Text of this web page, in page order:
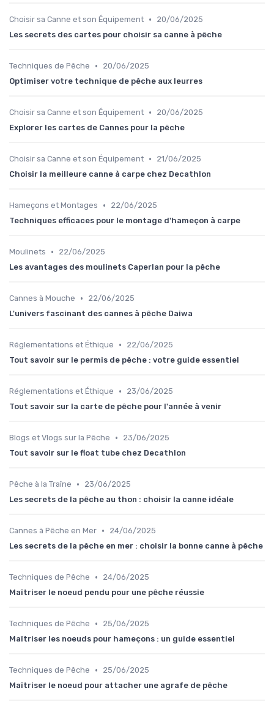
Choisir sa Canne et son Équipement •
20/06/2025
Les secrets des cartes pour choisir sa canne à pêche
Techniques de Pêche •
20/06/2025
Optimiser votre technique de pêche aux leurres
Choisir sa Canne et son Équipement •
20/06/2025
Explorer les cartes de Cannes pour la pêche
Choisir sa Canne et son Équipement •
21/06/2025
Choisir la meilleure canne à carpe chez Decathlon
Hameçons et Montages •
22/06/2025
Techniques efficaces pour le montage d'hameçon à carpe
Moulinets •
22/06/2025
Les avantages des moulinets Caperlan pour la pêche
Cannes à Mouche •
22/06/2025
L'univers fascinant des cannes à pêche Daiwa
Réglementations et Éthique •
22/06/2025
Tout savoir sur le permis de pêche : votre guide essentiel
Réglementations et Éthique •
23/06/2025
Tout savoir sur la carte de pêche pour l'année à venir
Blogs et Vlogs sur la Pêche •
23/06/2025
Tout savoir sur le float tube chez Decathlon
Pêche à la Traîne •
23/06/2025
Les secrets de la pêche au thon : choisir la canne idéale
Cannes à Pêche en Mer •
24/06/2025
Les secrets de la pêche en mer : choisir la bonne canne à pêche
Techniques de Pêche •
24/06/2025
Maîtriser le noeud pendu pour une pêche réussie
Techniques de Pêche •
25/06/2025
Maîtriser les noeuds pour hameçons : un guide essentiel
Techniques de Pêche •
25/06/2025
Maîtriser le noeud pour attacher une agrafe de pêche